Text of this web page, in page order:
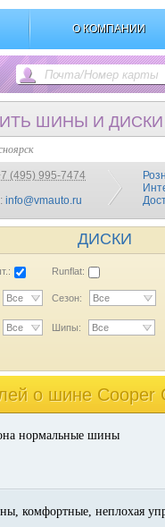
О КОМПАНИИ
ШИНЫ И ДИСКИ
(495) 995-7474
info@vmauto.ru
ДИСКИ
Runflat:
Все Сезон: Все
Все Шипы: Все
o шине Cooper
нормальные шины
комфортные, неплохая